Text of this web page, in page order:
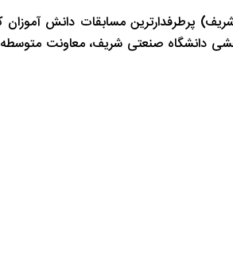
پرطرفدارترین مسابقات دانش
دانشگاه صنعتی شریف، معاونت